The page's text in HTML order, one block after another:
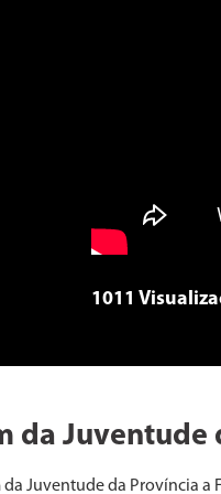
1011
da
Juventude da Província a